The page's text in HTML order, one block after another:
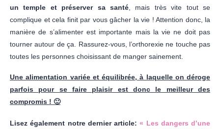
un temple et préserver sa santé, mais très vite tout se
complique et cela finit par vous gâcher la vie ! Attention donc, la
manière de s’alimenter est importante mais la vie ne doit pas
tourner autour de ça. Rassurez-vous, l’orthorexie ne touche pas
toutes les personnes choisissant de manger sainement.
Une alimentation variée et équilibrée, à laquelle on déroge
parfois pour se faire plaisir est donc le meilleur des
compromis ! 🙂
Lisez également notre dernier article:« Les dangers d’une